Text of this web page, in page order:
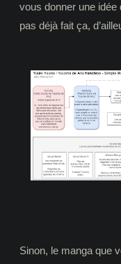
vous donner une idée
pas déjà fait ça,
Sinon, le manga que